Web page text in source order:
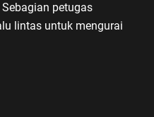
petugas
lintas untuk mengurai